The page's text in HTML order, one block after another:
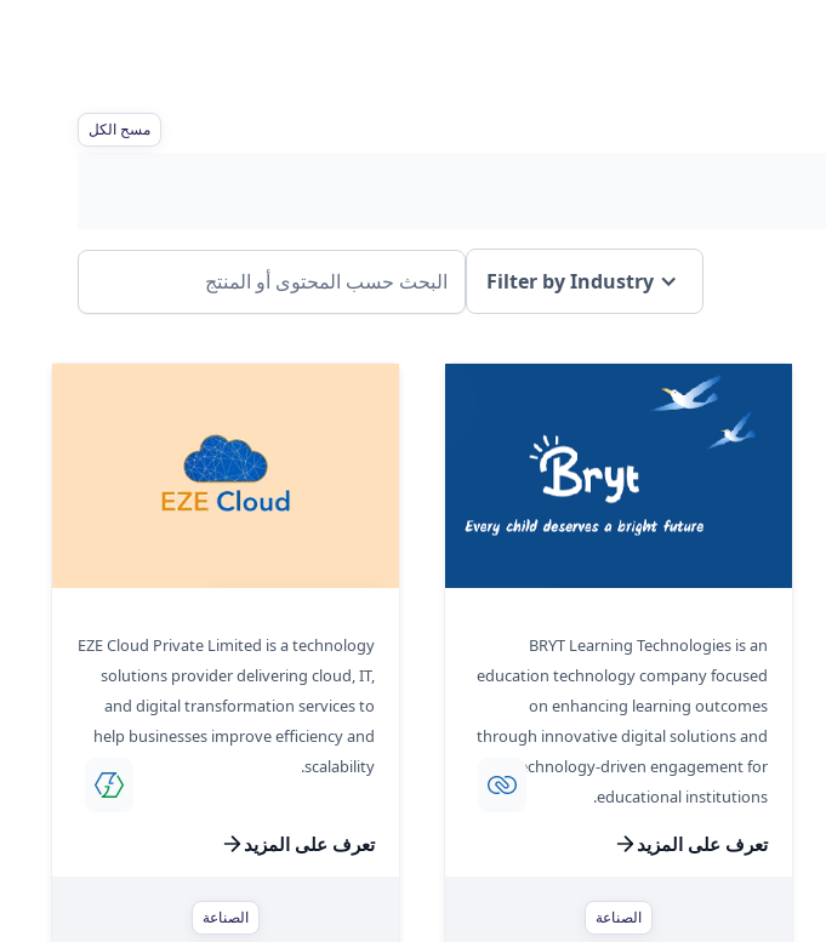
مسح الكل
Filter by Industry
BRYT Learning Technologies is an
education technology company focused
on enhancing learning outcomes
through innovative digital solutions and
technology-driven engagement for
educational institutions.
تعرف على المزيد
الصناعة
EZE Cloud Private Limited is a technology
solutions provider delivering cloud, IT,
and digital transformation services to
help businesses improve efficiency and
scalability.
تعرف على المزيد
الصناعة